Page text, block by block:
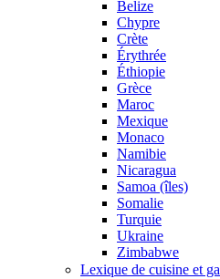
Belize
Chypre
Crète
Érythrée
Éthiopie
Grèce
Maroc
Mexique
Monaco
Namibie
Nicaragua
Samoa (îles)
Somalie
Turquie
Ukraine
Zimbabwe
Lexique de cuisine et